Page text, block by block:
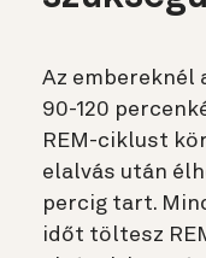
Az embereknél
90-120
REM-ciklust
elalvás után
percig tart.
időt töltesz